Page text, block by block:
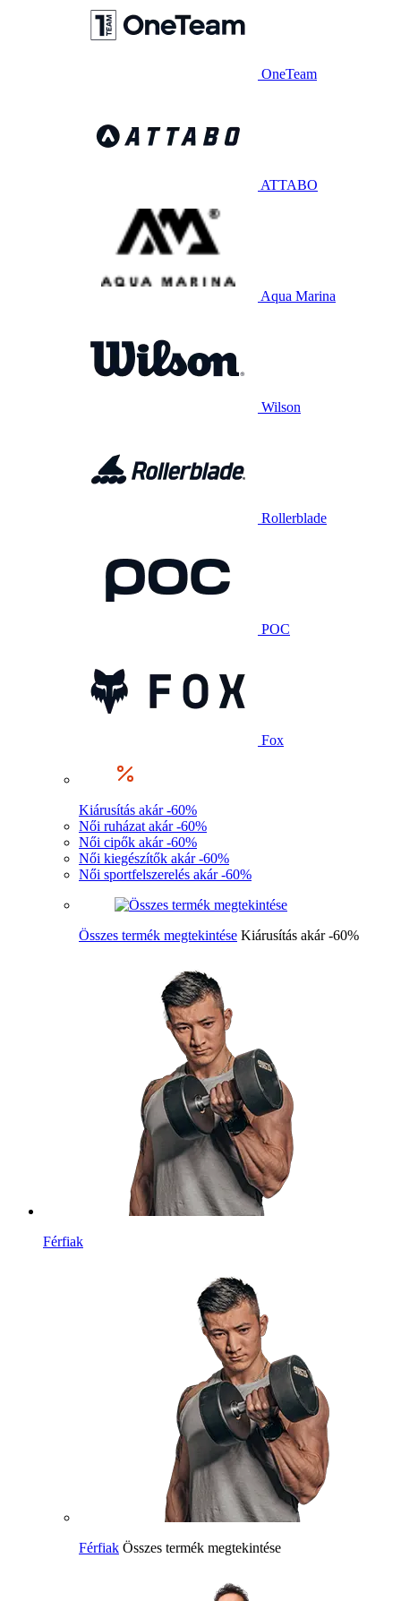
OneTeam
ATTABO
Aqua Marina
Wilson
Rollerblade
POC
Fox
Kiárusítás akár -60%
Női ruházat akár -60%
Női cipők akár -60%
Női kiegészítők akár -60%
Női sportfelszerelés akár -60%
Összes termék megtekintése Kiárusítás akár -60%
Férfiak
Férfiak Összes termék megtekintése